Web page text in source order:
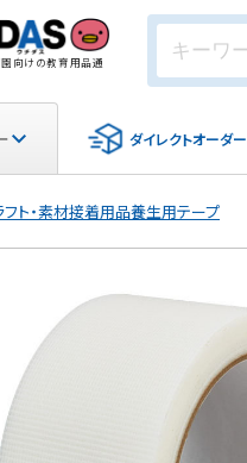
向けの教育用品通
ダイレクトオーダー
フト・素材接着用品養生用テープ